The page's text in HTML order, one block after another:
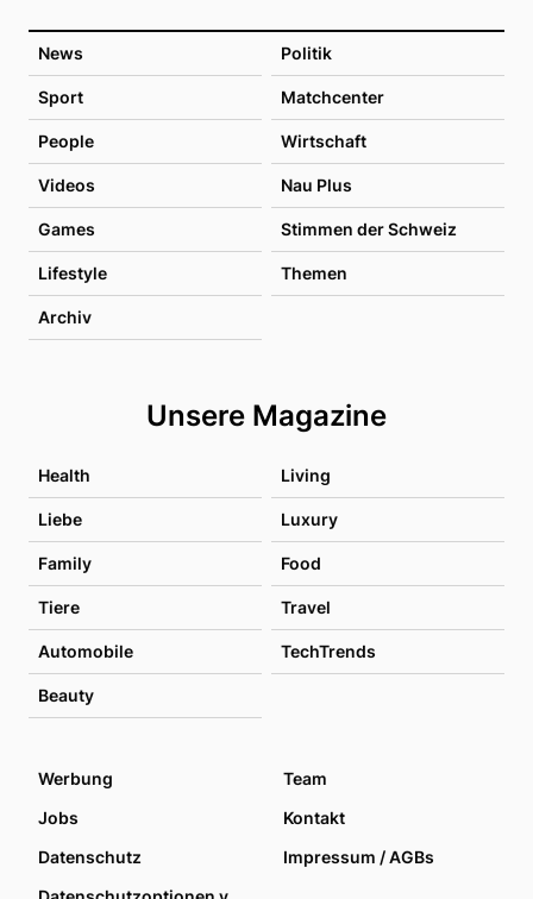
News Politik
Sport Matchcenter
People Wirtschaft
Videos Nau Plus
Games Stimmen der Schweiz
Lifestyle Themen
Archiv
Unsere Magazine
Health Living
Liebe Luxury
Family Food
Tiere Travel
Automobile TechTrends
Beauty
Werbung
Team
Jobs
Kontakt
Datenschutz
Impressum / AGBs